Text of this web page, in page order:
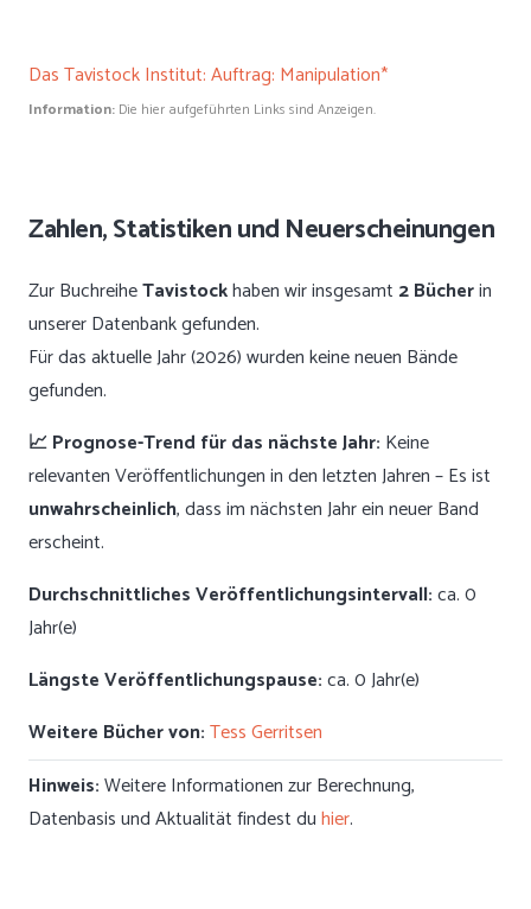
Das Tavistock Institut: Auftrag: Manipulation*
Information: Die hier aufgeführten Links sind Anzeigen.
Zahlen, Statistiken und Neuerscheinungen
Zur BuchreiheTavistockhaben wir insgesamt 2 Bücherin
unserer Datenbank gefunden.
Für das aktuelle Jahr (2026) wurden keine neuen Bände
gefunden.
📈 Prognose-Trend für das nächste Jahr: Keine
relevanten Veröffentlichungen in den letzten Jahren – Es ist
unwahrscheinlich, dass im nächsten Jahr ein neuer Band
erscheint.
Durchschnittliches Veröffentlichungsintervall:ca. 0
Jahr(e)
Längste Veröffentlichungspause:ca. 0 Jahr(e)
Weitere Bücher von:Tess Gerritsen
Hinweis:Weitere Informationen zur Berechnung,
Datenbasis und Aktualität findest duhier.